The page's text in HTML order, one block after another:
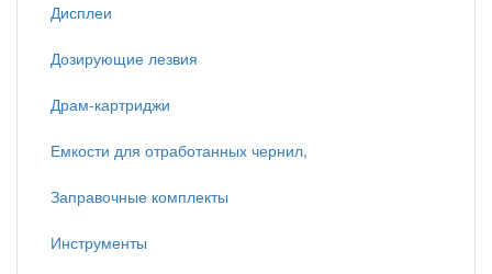
Дисплеи
Дозирующие лезвия
Драм-картриджи
Емкости для отработанных чернил,
Заправочные комплекты
Инструменты